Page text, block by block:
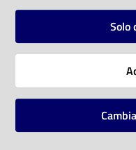
Vai alla pagina
Mappa del sito
Solo